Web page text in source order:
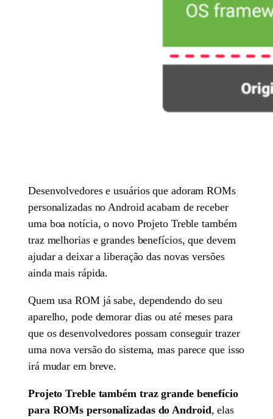
Desenvolvedores e usuários que adoram ROMs
personalizadas no Android acabam de receber
uma boa notícia, o novo Projeto Treble também
traz melhorias e grandes benefícios, que devem
ajudar a deixar a liberação das novas versões
ainda mais rápida.
Quem usa ROM já sabe, dependendo do seu
aparelho, pode demorar dias ou até meses para
que os desenvolvedores possam conseguir trazer
uma nova versão do sistema, mas parece que isso
irá mudar em breve.
Projeto Treble também traz grande benefício
para ROMs personalizadas do Android, elas